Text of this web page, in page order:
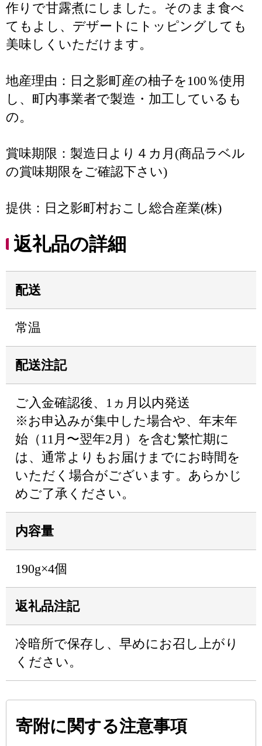
作りで甘露煮にしました。そのまま食べ
てもよし、デザートにトッピングしても
美味しくいただけます。
地産理由：日之影町産の柚子を100％使用
し、町内事業者で製造・加工しているも
の。
賞味期限：製造日より４カ月(商品ラベル
の賞味期限をご確認下さい)
提供：日之影町村おこし総合産業(株)
返礼品の詳細
配送
常温
配送注記
ご入金確認後、1ヵ月以内発送
※お申込みが集中した場合や、年末年
始（11月〜翌年2月）を含む繁忙期に
は、通常よりもお届けまでにお時間を
いただく場合がございます。あらかじ
めご了承ください。
内容量
190g×4個
返礼品注記
冷暗所で保存し、早めにお召し上がり
ください。
寄附に関する注意事項